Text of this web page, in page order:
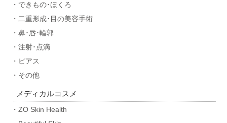
・できもの･ほくろ
・二重形成･目の美容手術
・鼻･唇･輪郭
・注射･点滴
・ピアス
・その他
メディカルコスメ
・ZO Skin Health